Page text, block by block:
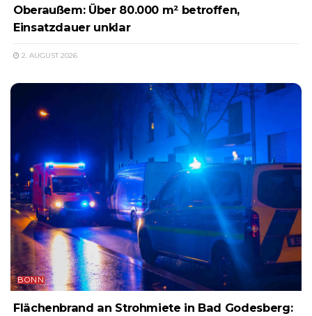
Oberaußem: Über 80.000 m² betroffen,
Einsatzdauer unklar
2. AUGUST 2026
BONN
Flächenbrand an Strohmiete in Bad Godesberg: